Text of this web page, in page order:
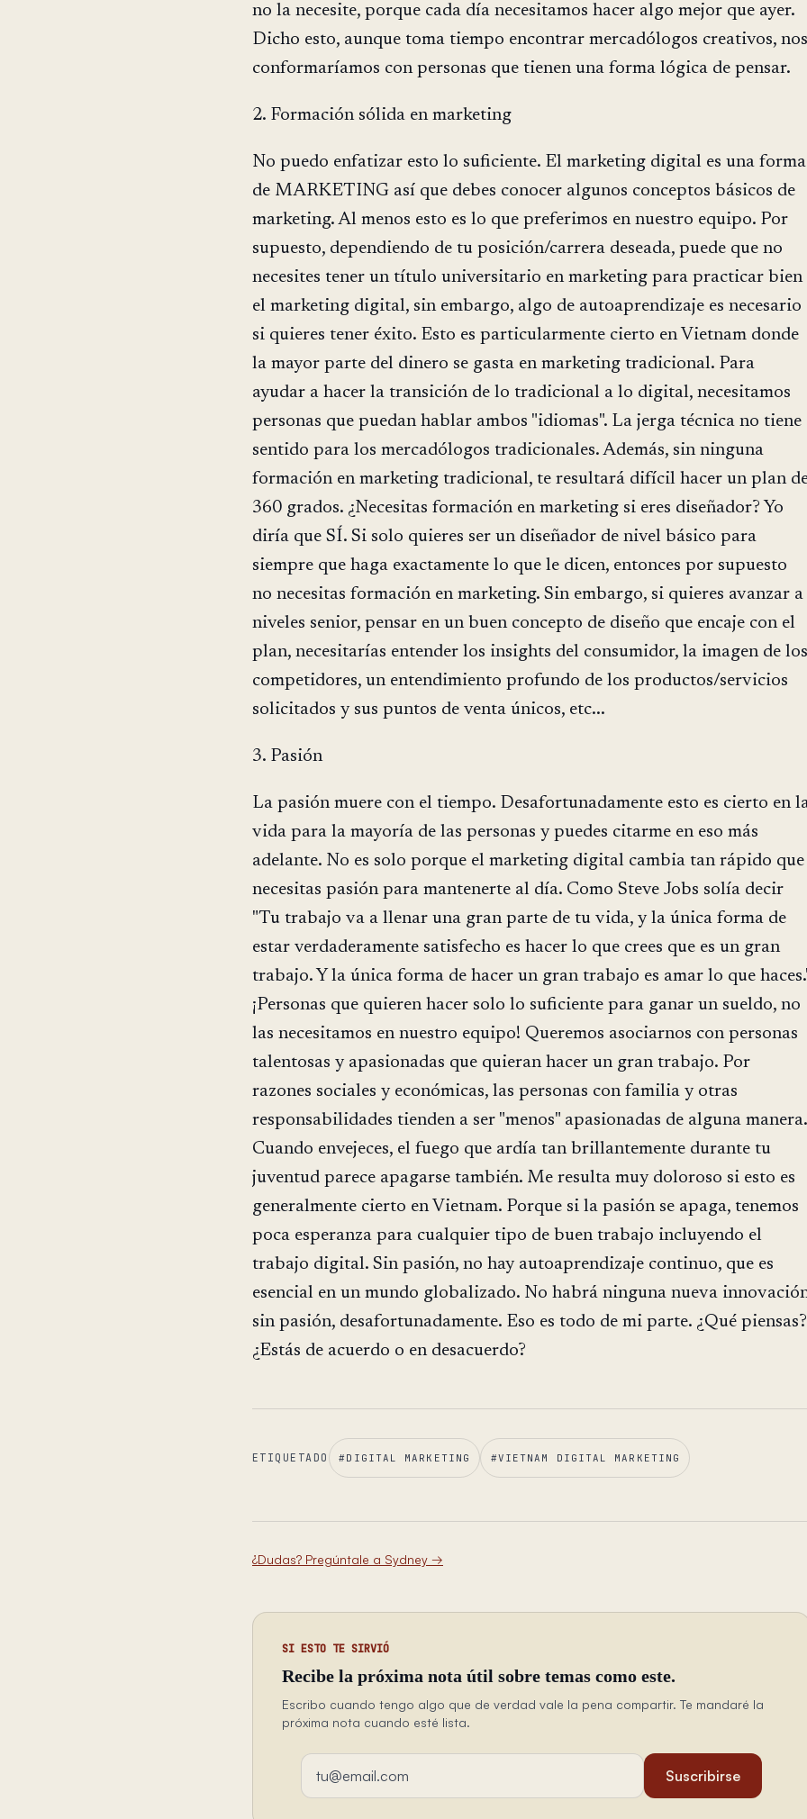
no la necesite, porque cada día necesitamos hacer algo mejor que ayer.
Dicho esto, aunque toma tiempo encontrar mercadólogos creativos, nos
conformaríamos con personas que tienen una forma lógica de pensar.
2. Formación sólida en marketing
No puedo enfatizar esto lo suficiente. El marketing digital es una forma
de MARKETING así que debes conocer algunos conceptos básicos de
marketing. Al menos esto es lo que preferimos en nuestro equipo. Por
supuesto, dependiendo de tu posición/carrera deseada, puede que no
necesites tener un título universitario en marketing para practicar bien
el marketing digital, sin embargo, algo de autoaprendizaje es necesario
si quieres tener éxito. Esto es particularmente cierto en Vietnam donde
la mayor parte del dinero se gasta en marketing tradicional. Para
ayudar a hacer la transición de lo tradicional a lo digital, necesitamos
personas que puedan hablar ambos "idiomas". La jerga técnica no tiene
sentido para los mercadólogos tradicionales. Además, sin ninguna
formación en marketing tradicional, te resultará difícil hacer un plan
360 grados. ¿Necesitas formación en marketing si eres diseñador? Yo
diría que SÍ. Si solo quieres ser un diseñador de nivel básico para
siempre que haga exactamente lo que le dicen, entonces por supuesto
no necesitas formación en marketing. Sin embargo, si quieres avanzar a
niveles senior, pensar en un buen concepto de diseño que encaje con el
plan, necesitarías entender los insights del consumidor, la imagen de los
competidores, un entendimiento profundo de los productos/servicios
solicitados y sus puntos de venta únicos, etc...
3. Pasión
La pasión muere con el tiempo. Desafortunadamente esto es cierto en
vida para la mayoría de las personas y puedes citarme en eso más
adelante. No es solo porque el marketing digital cambia tan rápido que
necesitas pasión para mantenerte al día. Como Steve Jobs solía decir
"Tu trabajo va a llenar una gran parte de tu vida, y la única forma de
estar verdaderamente satisfecho es hacer lo que crees que es un gran
trabajo. Y la única forma de hacer un gran trabajo es amar lo que
¡Personas que quieren hacer solo lo suficiente para ganar un sueldo, no
las necesitamos en nuestro equipo! Queremos asociarnos con personas
talentosas y apasionadas que quieran hacer un gran trabajo. Por
razones sociales y económicas, las personas con familia y otras
responsabilidades tienden a ser "menos" apasionadas de alguna manera.
Cuando envejeces, el fuego que ardía tan brillantemente durante tu
juventud parece apagarse también. Me resulta muy doloroso si esto es
generalmente cierto en Vietnam. Porque si la pasión se apaga, tenemos
poca esperanza para cualquier tipo de buen trabajo incluyendo el
trabajo digital. Sin pasión, no hay autoaprendizaje continuo, que es
esencial en un mundo globalizado. No habrá ninguna nueva
sin pasión, desafortunadamente. Eso es todo de mi parte. ¿Qué piensas?
¿Estás de acuerdo o en desacuerdo?
ETIQUETADO #DIGITAL MARKETING #VIETNAM DIGITAL MARKETING
¿Dudas? Pregúntale a Sydney →
SI ESTO TE SIRVIÓ
Recibe la próxima nota útil sobre temas como este.
Escribo cuando tengo algo que de verdad vale la pena compartir. Te mandaré la
próxima nota cuando esté lista.
Dirección de email
Suscribirse